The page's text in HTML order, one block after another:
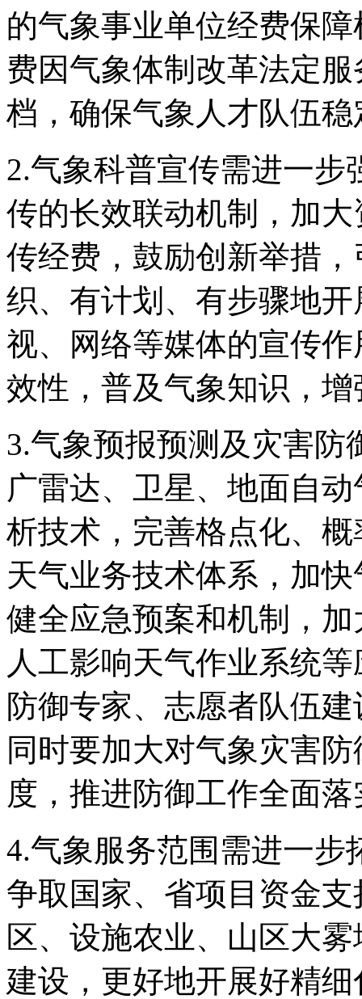
的气象事业单位经费保
费因气象体制改革法定
档，确保气象人才队伍
2.气象科普宣传需进一
传的长效联动机制，加
传经费，鼓励创新举措
织、有计划、有步骤地
视、网络等媒体的宣传
效性，普及气象知识，
3.气象预报预测及灾害
广雷达、卫星、地面自
析技术，完善格点化、
天气业务技术体系，加
健全应急预案和机制，
人工影响天气作业系统
防御专家、志愿者队伍
同时要加大对气象灾害
度，推进防御工作全面落
4.气象服务范围需进一步
争取国家、省项目资金
区、设施农业、山区大
建设，更好地开展好精